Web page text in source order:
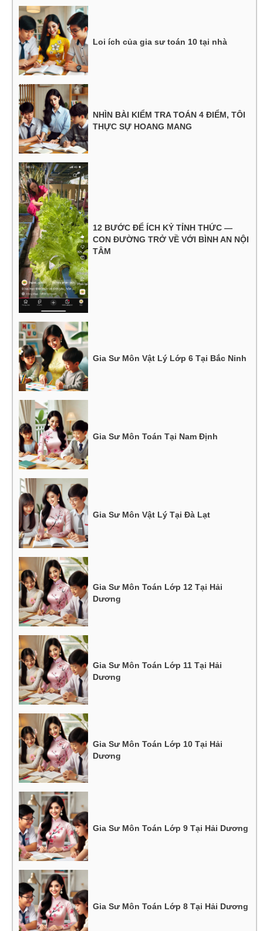
Loi ích của gia sư toán 10 tại nhà
NHÌN BÀI KIỂM TRA TOÁN 4 ĐIỂM, TÔI
THỰC SỰ HOANG MANG
12 BƯỚC ĐỂ ÍCH KỶ TỈNH THỨC —
CON ĐƯỜNG TRỞ VỀ VỚI BÌNH AN NỘI
TÂM
Gia Sư Môn Vật Lý Lớp 6 Tại Bắc Ninh
Gia Sư Môn Toán Tại Nam Định
Gia Sư Môn Vật Lý Tại Đà Lạt
Gia Sư Môn Toán Lớp 12 Tại Hải
Dương
Gia Sư Môn Toán Lớp 11 Tại Hải
Dương
Gia Sư Môn Toán Lớp 10 Tại Hải
Dương
Gia Sư Môn Toán Lớp 9 Tại Hải Dương
Gia Sư Môn Toán Lớp 8 Tại Hải Dương